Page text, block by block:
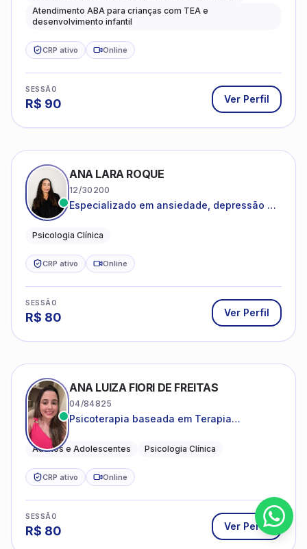
Atendimento ABA para crianças com TEA e
desenvolvimento infantil
CRP ativo Online
SESSÃO
R$ 90 Ver Perfil
ANA LARA ROQUE
12/30200
Especializado em ansiedade, depressão e
Psicologia Clínica
CRP ativo Online
SESSÃO
R$ 80 Ver Perfil
ANA LUIZA FIORI DE FREITAS
04/84825
Psicoterapia baseada em Terapia
Adultos e Adolescentes Psicologia Clínica
CRP ativo Online
SESSÃO
R$ 80 Ver Perfil